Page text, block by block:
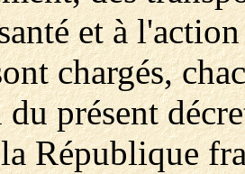
et à
chargés,
présent
République